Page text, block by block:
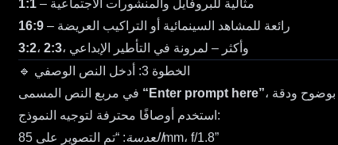
1:1
– مثالية للبروفايل والمنشورات الاجتماعية
16:9
– رائعة للمشاهد السينمائية أو التراكيب العريضة
3:2، 2:3 ، وأكثر – لمرونة في التأطير الإبداعي
🔹 الخطوة 3: أدخل النص الوصفي
“Enter prompt here”
استخدم أوصافًا محترفة لتوجيه النموذج:
العدسة: “تم التصوير على 85mm، f/1.8”